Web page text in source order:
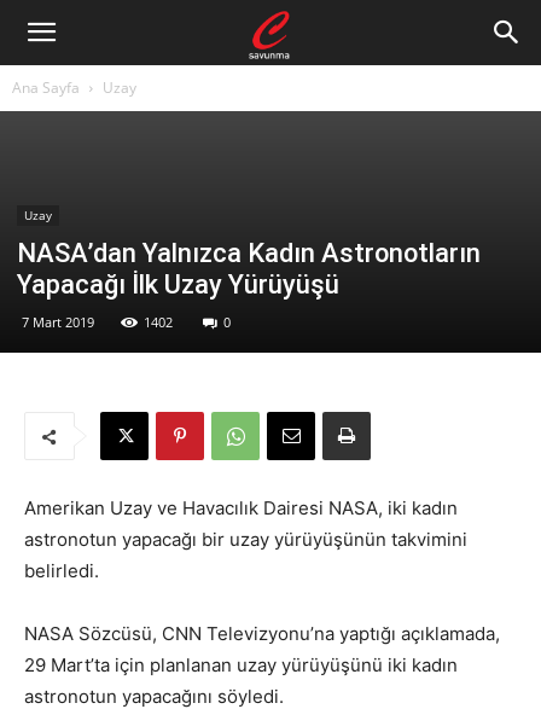
Ana Sayfa Uzay
Uzay
NASA’dan Yalnızca Kadın Astronotların
Yapacağı İlk Uzay Yürüyüşü
7 Mart 2019 1402 0
Amerikan Uzay ve Havacılık Dairesi NASA, iki kadın
astronotun yapacağı bir uzay yürüyüşünün takvimini
belirledi.
NASA Sözcüsü, CNN Televizyonu’na yaptığı açıklamada,
29 Mart’ta için planlanan uzay yürüyüşünü iki kadın
astronotun yapacağını söyledi.